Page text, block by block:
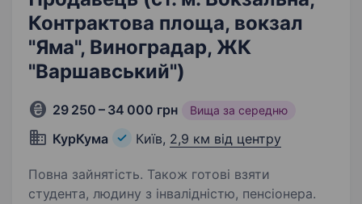
Контрактова площа, вокзал
"Яма", Виноградар, ЖК
"Варшавський")
29 250 – 34 000 грн Вища за середню
КурКума Київ, 2,9 км від центру
Повна зайнятість. Також готові взяти
студента, людину з інвалідністю, пенсіонера.